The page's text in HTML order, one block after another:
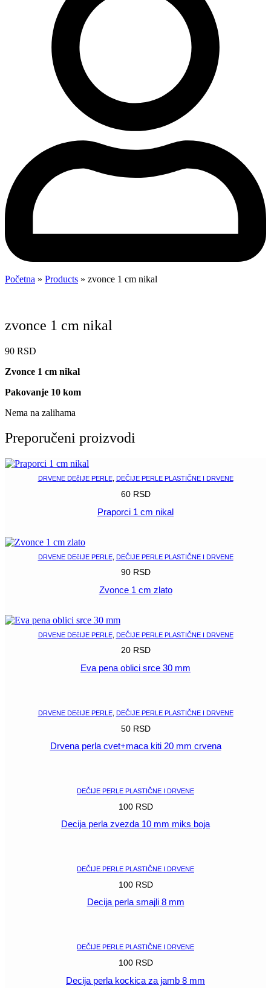
Početna » Products » zvonce 1 cm nikal
zvonce 1 cm nikal
90 RSD
Zvonce 1 cm nikal
Pakovanje 10 kom
Nema na zalihama
Preporučeni proizvodi
DRVENE DEčIJE PERLE, DEČIJE PERLE PLASTIČNE I DRVENE
60 RSD
Praporci 1 cm nikal
DRVENE DEčIJE PERLE, DEČIJE PERLE PLASTIČNE I DRVENE
90 RSD
Zvonce 1 cm zlato
DRVENE DEčIJE PERLE, DEČIJE PERLE PLASTIČNE I DRVENE
20 RSD
Eva pena oblici srce 30 mm
DRVENE DEčIJE PERLE, DEČIJE PERLE PLASTIČNE I DRVENE
50 RSD
Drvena perla cvet+maca kiti 20 mm crvena
DEČIJE PERLE PLASTIČNE I DRVENE
100 RSD
Decija perla zvezda 10 mm miks boja
DEČIJE PERLE PLASTIČNE I DRVENE
100 RSD
Decija perla smajli 8 mm
DEČIJE PERLE PLASTIČNE I DRVENE
100 RSD
Decija perla kockica za jamb 8 mm